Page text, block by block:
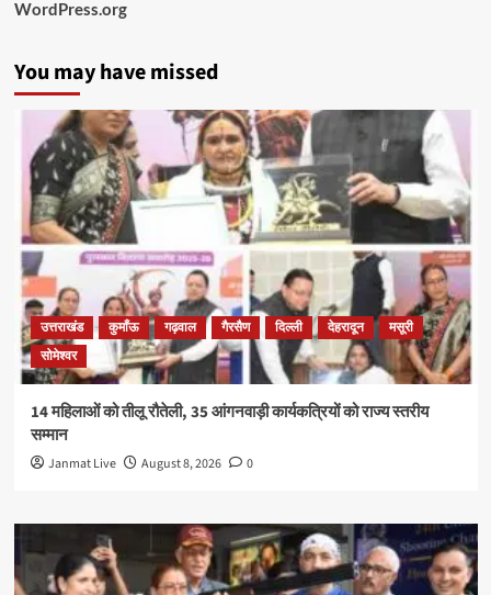
WordPress.org
You may have missed
उत्तराखंड कुमाँऊ गढ़वाल गैरसैण दिल्ली देहरादून
मसूरी
सोमेश्वर
14 महिलाओं को तीलू रौतेली, 35 आंगनवाड़ी कार्यकत्रियों को राज्य स्तरीय
सम्मान
Janmat Live August 8, 2026 0